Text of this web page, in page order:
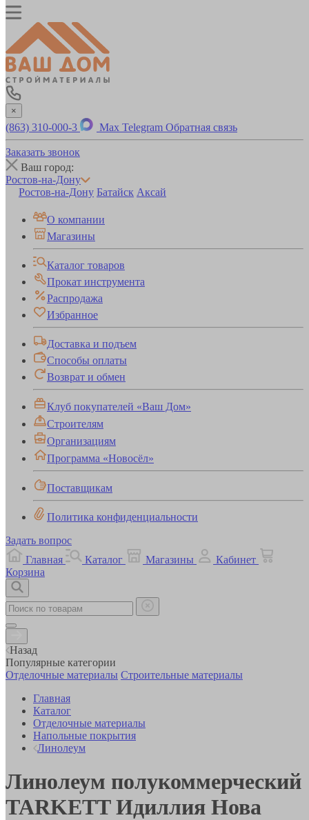
×
(863) 310-000-3 Max Telegram Обратная связь
Заказать звонок
Ваш город:
Ростов-на-Дону
Ростов-на-Дону Батайск Аксай
О компании
Магазины
Каталог товаров
Прокат инструмента
Распродажа
Избранное
Доставка и подъем
Способы оплаты
Возврат и обмен
Клуб покупателей «Ваш Дом»
Строителям
Организациям
Программа «Новосёл»
Поставщикам
Политика конфиденциальности
Задать вопрос
Главная
Каталог Магазины
Кабинет
Корзина
Назад
Популярные категории
Отделочные материалы Строительные материалы
Главная
Каталог
Отделочные материалы
Напольные покрытия
Линолеум
Линолеум полукоммерческий
TARKETT Идиллия Нова